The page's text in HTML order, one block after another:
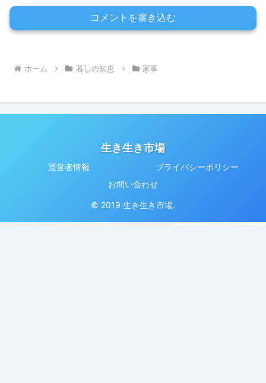
コメントを書き込む
ホーム 暮しの知恵 家事
生き生き市場
運営者情報
プライバシーポリシー
お問い合わせ
© 2019 生き生き市場.